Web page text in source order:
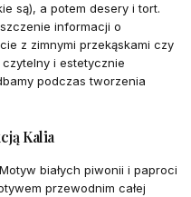
są), a potem desery i tort.
informacji o
z zimnymi przekąskami czy
czytelny i estetycznie
podczas tworzenia
Kalia
białych piwonii i paproci
przewodnim całej